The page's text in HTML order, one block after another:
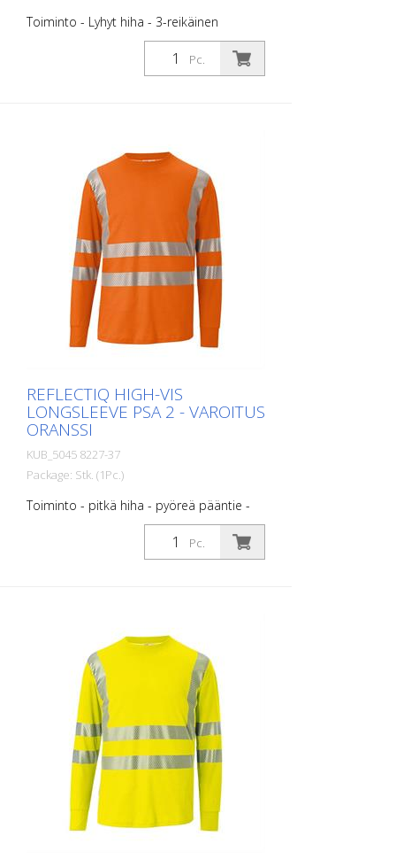
Toiminto - Lyhyt hiha - 3-reikäinen
nappikiinnitys - vartalonkielellä
segmentoidut heijastinraidat optimaalista
näkyvyyttä varten - Materiaalirakenne,
auringonvalolta. koot - XS - S - M - L - XL -
XXL KOKO - 3XL - 4 XL Materiaalit: - 50 %
puuvillaa, 50 % polyesteriä, n. 180 g/m2.
Kaikkia tuotteita ei ole tällä hetkellä
saatavilla kaikissa väreissä ja koossa. Kysy
meiltä tarvittaessa vastaavaa tuotetta.
Pc.
REFLECTIQ HIGH-VIS
LONGSLEEVE PSA 2 - VAROITUS
ORANSSI
KUB_5045 8227-37
Package: Stk. (1Pc.)
Toiminto - pitkä hiha - pyöreä pääntie -
jossa segmentoidut heijastinraidat
vartalonkielessä ja hihoissa optimaalisen
näkyvyyden varmistamiseksi - hihansuissa
polyesteriä kestävyyden vuoksi. - UV-
suojakerroin 40 standardin EN 13758
mukaisesti suojaa voimakkaalta
auringonvalolta. Koot: XS - XS - S - M - L -
XL - XXL KOKO - 3XL - 4 XL Materiaalit: -
50 % puuvillaa, 50 % polyesteriä, n. 180
g/m2. Kaikkia tuotteita ei ole tällä hetkellä
saatavilla kaikissa väreissä ja koossa. Kysy
meiltä tarvittaessa vastaavaa tuotetta.
Pc.